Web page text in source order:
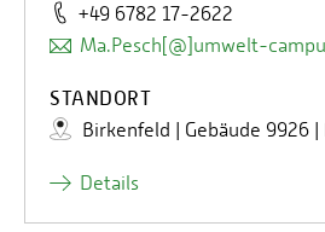
+49 6782 17-2622
Ma.Pesch[@]umwelt-
STANDORT
Birkenfeld | Gebäude 9926 |
Details